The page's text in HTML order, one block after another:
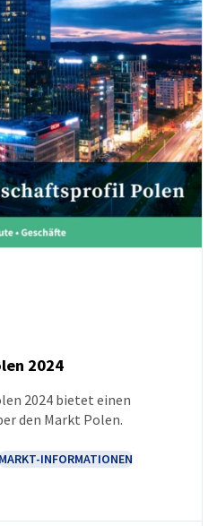
2024
2024 bietet einen
den Markt Polen.
INFORMATIONEN